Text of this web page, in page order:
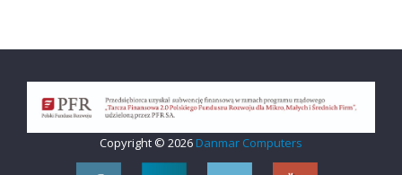
Copyright © 2026 Danmar Computers